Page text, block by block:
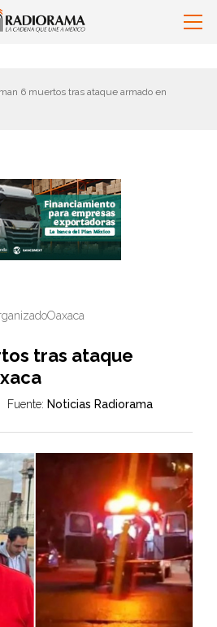
6 muertos tras ataque armado en
Oaxaca
tras ataque
Fuente: Noticias Radiorama